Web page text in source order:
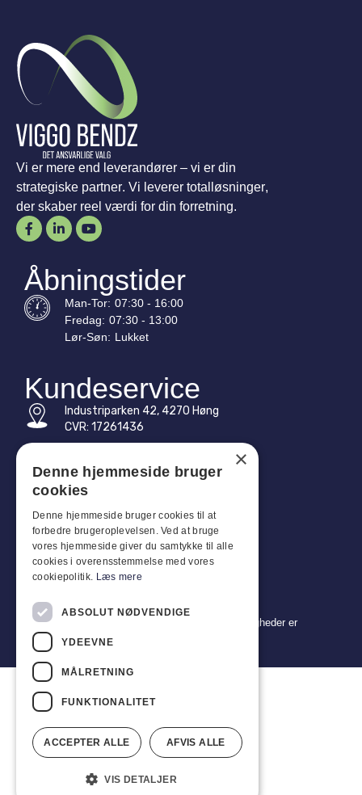
Vi er mere end leverandører – vi er din
strategiske partner. Vi leverer totalløsninger,
der skaber reel værdi for din forretning.
Åbningstider
Man-Tor: 07:30 - 16:00
Fredag: 07:30 - 13:00
Lør-Søn: Lukket
Kundeservice
Industriparken 42, 4270 Høng
CVR: 17261436
E-mail: vb@viggobendz.dk
Quicklinks
Persondatapolitik
Salgs- og leveringsbetingelser
Copyright 2024 © Viggo Bendz. Alle rettigheder er
×
Denne hjemmeside bruger
cookies
Denne hjemmeside bruger cookies til at
forbedre brugeroplevelsen. Ved at bruge
vores hjemmeside giver du samtykke til alle
cookies i overensstemmelse med vores
cookiepolitik. Læs mere
ABSOLUT NØDVENDIGE
YDEEVNE
MÅLRETNING
FUNKTIONALITET
ACCEPTER ALLE AFVIS ALLE
VIS DETALJER